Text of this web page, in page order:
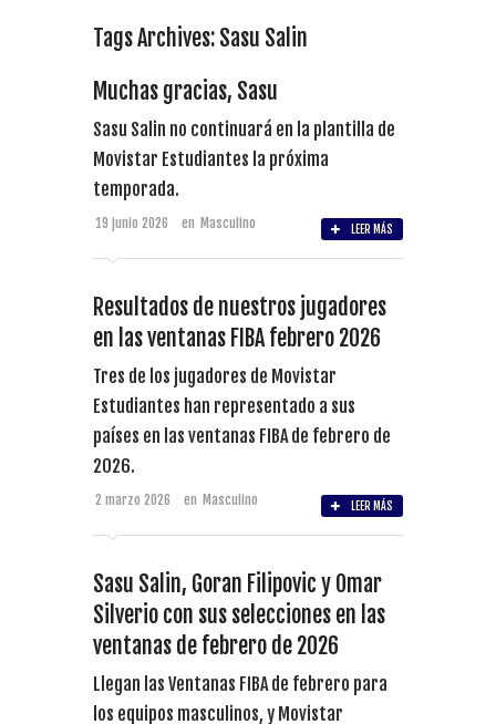
Tags Archives: Sasu Salin
Muchas gracias, Sasu
Sasu Salin no continuará en la plantilla de
Movistar Estudiantes la próxima
temporada.
19 junio 2026 en Masculino LEER MÁS
Resultados de nuestros jugadores
en las ventanas FIBA febrero 2026
Tres de los jugadores de Movistar
Estudiantes han representado a sus
países en las ventanas FIBA de febrero de
2026.
2 marzo 2026 en Masculino LEER MÁS
Sasu Salin, Goran Filipovic y Omar
Silverio con sus selecciones en las
ventanas de febrero de 2026
Llegan las Ventanas FIBA de febrero para
los equipos masculinos, y Movistar